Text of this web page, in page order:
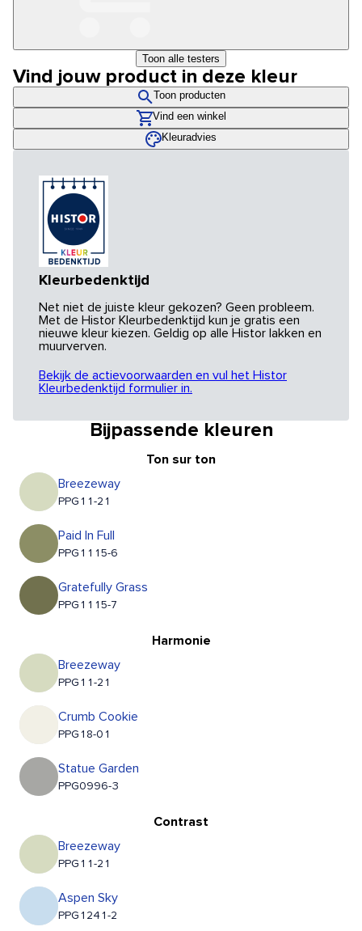
Toon alle testers
Vind jouw product in deze kleur
Toon producten
Vind een winkel
Kleuradvies
Kleurbedenktijd
Net niet de juiste kleur gekozen? Geen probleem.
Met de Histor Kleurbedenktijd kun je gratis een
nieuwe kleur kiezen. Geldig op alle Histor lakken en
muurverven.
Bekijk de actievoorwaarden en vul het Histor
Kleurbedenktijd formulier in.
Bijpassende kleuren
Ton sur ton
Breezeway
PPG11-21
Paid In Full
PPG1115-6
Gratefully Grass
PPG1115-7
Harmonie
Breezeway
PPG11-21
Crumb Cookie
PPG18-01
Statue Garden
PPG0996-3
Contrast
Breezeway
PPG11-21
Aspen Sky
PPG1241-2